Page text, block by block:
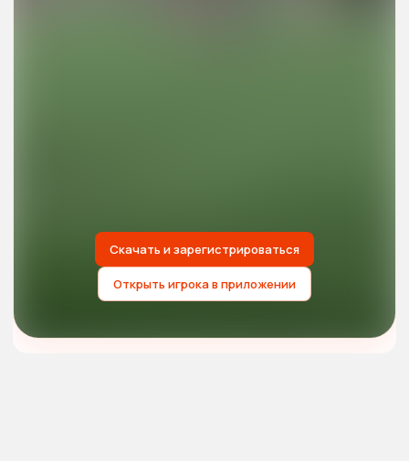
Скачать и зарегистрироваться
Открыть игрока в приложении